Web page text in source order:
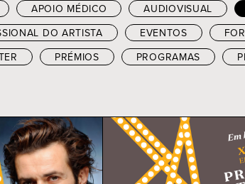
APOIO MÉDICO AUDIOVISUAL
DO ARTISTA EVENTOS
PRÉMIOS PROGRAMAS